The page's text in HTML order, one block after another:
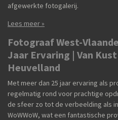
afgewerkte fotogalerij.
Lees meer »
Fotograaf West-
Jaar Ervaring | Van
Heuvelland
Met meer dan 25 jaar ervaring als
regelmatig rond voor prachtige
de sfeer zo tot de verbeelding als
WoWWoW, wat een fantastische